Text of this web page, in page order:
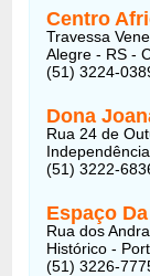
Centro
Travessa
Alegre - RS -
(51) 3224-
Dona
Rua 24 de
(51) 3222-
Espaço
Rua dos
Histórico -
(51) 3226-